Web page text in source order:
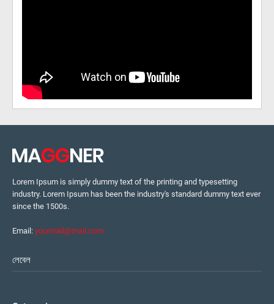
Lorem Ipsum is simply dummy text of the printing and typesetting
industry. Lorem Ipsum has been the industry's standard dummy text ever
since the 1500s.
Email: yourmail@mail.com
লেবেল